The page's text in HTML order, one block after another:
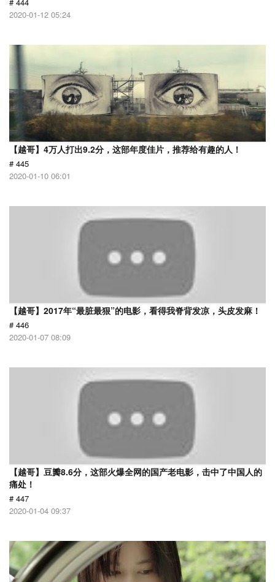
2020-01-12 05:24
【越哥】4万人打出9.2分，这部年度佳片，推荐给有趣的人！
# 445
2020-01-10 06:01
【越哥】2017年“最脏最狠”的电影，看得我脊背发凉，头皮发麻！
# 446
2020-01-07 08:09
【越哥】豆瓣8.6分，这部火爆全网的国产老电影，击中了中国人的
痛处！
# 447
2020-01-04 09:37